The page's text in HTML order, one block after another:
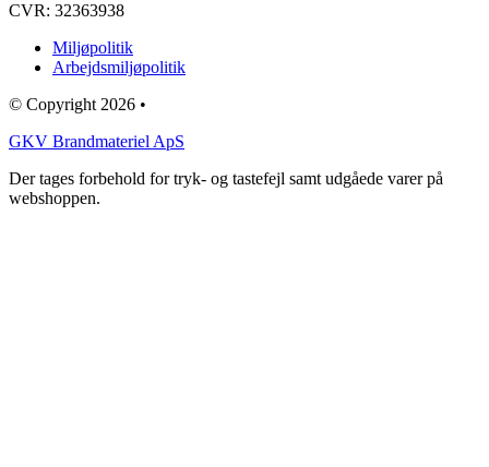
CVR: 32363938
Miljøpolitik
Arbejdsmiljøpolitik
© Copyright 2026 •
GKV Brandmateriel ApS
Der tages forbehold for tryk- og tastefejl samt udgåede varer på
webshoppen.